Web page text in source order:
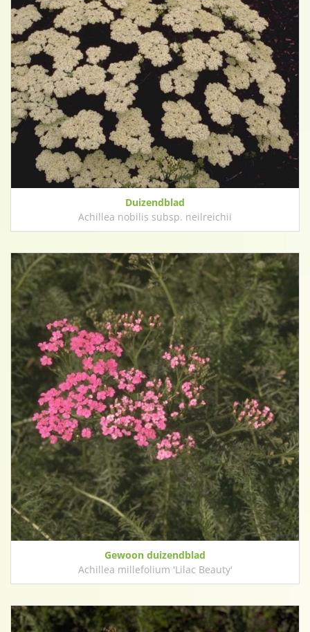
Duizendblad
Achillea nobilis subsp. neilreichii
Gewoon duizendblad
Achillea millefolium 'Lilac Beauty'